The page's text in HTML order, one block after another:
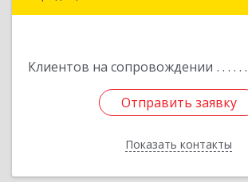
Клиентов на сопровождении
Отправить заявку
Показать контакты
Отправить заявку
Назад